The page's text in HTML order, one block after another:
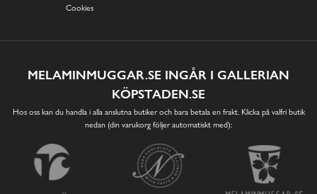
Cookies
MELAMINMUGGAR.SE INGÅR I GALLERIAN
KÖPSTADEN.SE
Hos oss kan du handla i alla anslutna butiker och bara betala en frakt. Klicka på valfri butik
nedan (din varukorg följer automatiskt med):